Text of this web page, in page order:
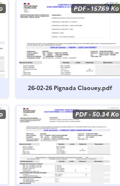
PDF-157.69 Ko
26-02-26 Pignada Claouey.pdf
PDF-50.34 Ko